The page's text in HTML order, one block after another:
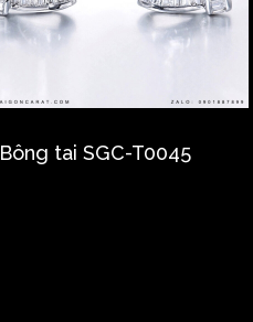
Bông tai SGC-T0045